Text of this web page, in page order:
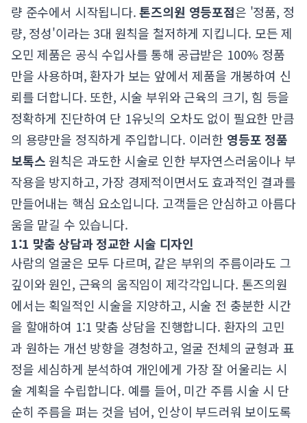
량 준수에서 시작됩니다.톤즈의원 영등포점은 '정품, 정
량, 정성'이라는 3대 원칙을 철저하게 지킵니다. 모든 제
오민 제품은 공식 수입사를 통해 공급받은 100% 정품
만을 사용하며, 환자가 보는 앞에서 제품을 개봉하여 신
뢰를 더합니다. 또한, 시술 부위와 근육의 크기, 힘 등을
정확하게 진단하여 단 1유닛의 오차도 없이 필요한 만큼
의 용량만을 정직하게 주입합니다. 이러한 영등포 정품
보톡스원칙은 과도한 시술로 인한 부자연스러움이나 부
작용을 방지하고, 가장 경제적이면서도 효과적인 결과를
만들어내는 핵심 요소입니다. 고객들은 안심하고 아름다
움을 맡길 수 있습니다.
1:1 맞춤 상담과 정교한 시술 디자인
사람의 얼굴은 모두 다르며, 같은 부위의 주름이라도 그
깊이와 원인, 근육의 움직임이 제각각입니다. 톤즈의원
에서는 획일적인 시술을 지양하고, 시술 전 충분한 시간
을 할애하여 1:1 맞춤 상담을 진행합니다. 환자의 고민
과 원하는 개선 방향을 경청하고, 얼굴 전체의 균형과 표
정을 세심하게 분석하여 개인에게 가장 잘 어울리는 시
술 계획을 수립합니다. 예를 들어, 미간 주름 시술 시 단
순히 주름을 펴는 것을 넘어, 인상이 부드러워 보이도록